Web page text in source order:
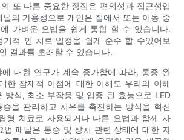
또 다른 중요한 장점은 편의성과 접근성입
널의 가용성으로 개인은 집에서 또는 이동 중
가벼운 요법을 쉽게 통합 할 수 있습니다.
기적 인 치료 일정을 쉽게 준수 할 수있어보
결과를 초래할 수 있습니다.
대한 연구가 계속 증가함에 따라, 통증 완
한 잠재적 이점에 대한 이해도 우리의 이해
방식, 최소 부작용 및 입증 된 효능으로 LED
을 관리하고 치유를 촉진하는 방식을 혁신
형 치료로 사용되거나 다른 요법과 함께 사
법 패널은 통증 및 상처 관련 상태에 대한 자